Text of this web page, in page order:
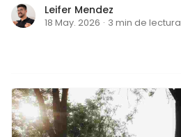
Leifer Mendez
18 May. 2026 · 3 min de lectura